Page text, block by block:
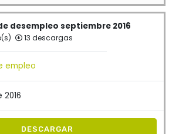
desempleo septiembre 2016
13 descargas
empleo
DESCARGAR